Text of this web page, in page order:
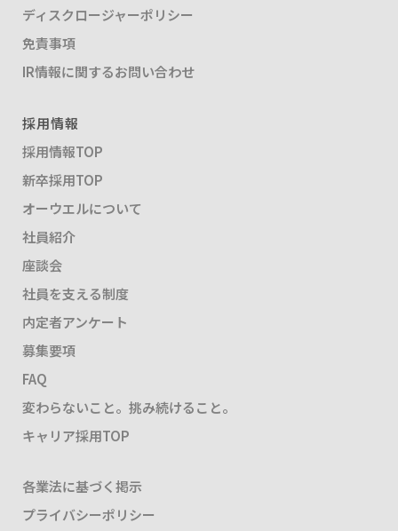
ディスクロージャーポリシー
免責事項
IR情報に関するお問い合わせ
採用情報
採用情報TOP
新卒採用TOP
オーウエルについて
社員紹介
座談会
社員を支える制度
内定者アンケート
募集要項
FAQ
変わらないこと。挑み続けること。
キャリア採用TOP
各業法に基づく掲示
プライバシーポリシー